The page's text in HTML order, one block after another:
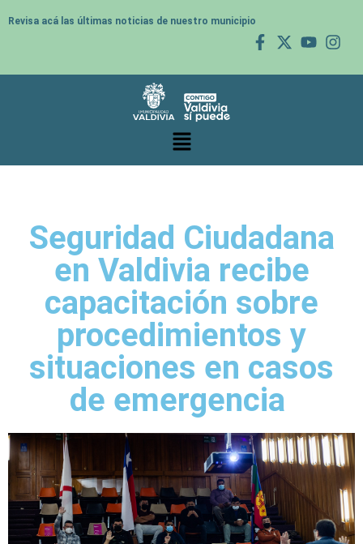
Revisa acá las últimas noticias de nuestro municipio
Seguridad Ciudadana
en Valdivia recibe
capacitación sobre
procedimientos y
situaciones en casos
de emergencia